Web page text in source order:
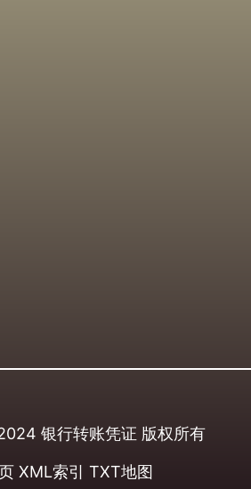
银行转账凭证 版权所有
XML索引 TXT地图